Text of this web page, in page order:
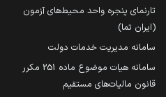
تارنمای پنجره واحد محیط‌های آزمون
(ایران تما)
سامانه مدیریت خدمات دولت
سامانه هیات موضوع ماده 251 مکرر
قانون مالیات‌های مستقیم